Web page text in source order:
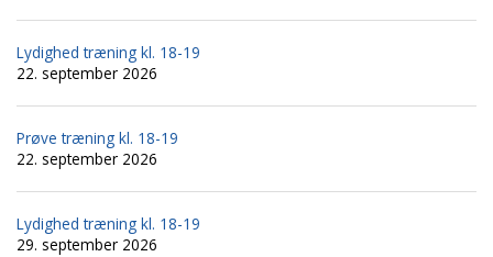
Lydighed træning kl. 18-19
22. september 2026
Prøve træning kl. 18-19
22. september 2026
Lydighed træning kl. 18-19
29. september 2026